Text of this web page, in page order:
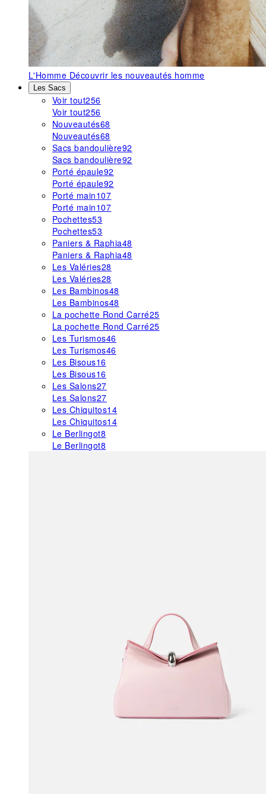
L'Homme Découvrir les nouveautés homme
Les Sacs
Voir tout256
Voir tout256
Nouveautés68
Nouveautés68
Sacs bandoulière92
Sacs bandoulière92
Porté épaule92
Porté épaule92
Porté main107
Porté main107
Pochettes53
Pochettes53
Paniers & Raphia48
Paniers & Raphia48
Les Valéries28
Les Valéries28
Les Bambinos48
Les Bambinos48
La pochette Rond Carré25
La pochette Rond Carré25
Les Turismos46
Les Turismos46
Les Bisous16
Les Bisous16
Les Salons27
Les Salons27
Les Chiquitos14
Les Chiquitos14
Le Berlingot8
Le Berlingot8